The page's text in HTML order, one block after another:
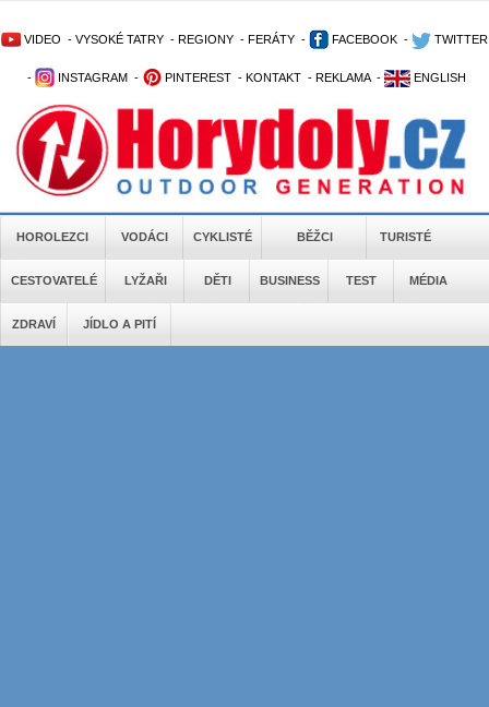
VIDEO - VYSOKÉ TATRY - REGIONY - FERÁTY - FACEBOOK - TWITTER
- INSTAGRAM - PINTEREST - KONTAKT - REKLAMA - ENGLISH
HOROLEZCI VODÁCI CYKLISTÉ BĚŽCI TURISTÉ
CESTOVATELÉ LYŽAŘI DĚTI BUSINESS TEST MÉDIA
ZDRAVÍ JÍDLO A PITÍ